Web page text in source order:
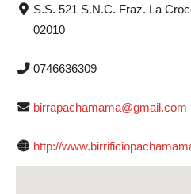
S.S. 521 S.N.C. Fraz. La
02010
0746636309
birrapachamama@gmail.com
http://